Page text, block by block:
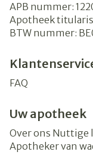
APB nummer:
Apotheek
BTW nummer:
FAQ
Uw apotheek
Over ons Nuttige
Apotheker van